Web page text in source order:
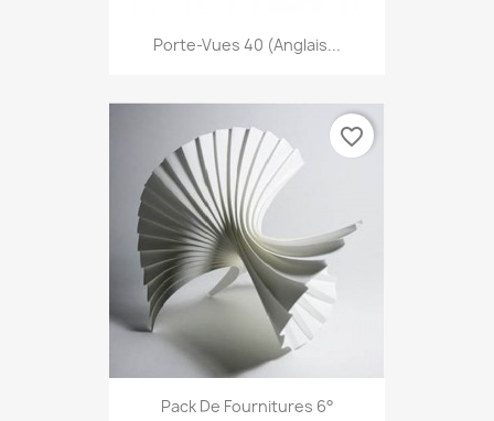
Porte-Vues 40 (anglais...
Pack De Fournitures 6°
favorite_border